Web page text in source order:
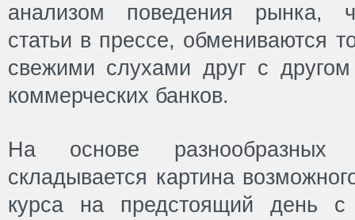
анализом поведения рынка,
статьи в прессе, обмениваются
свежими слухами друг с
коммерческих банков.
На основе разнообразных
складывается картина
курса на предстоящий день с